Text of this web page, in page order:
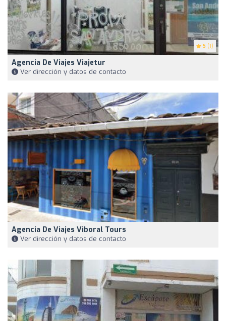
5 (1)
Agencia De Viajes Viajetur
Ver dirección y datos de contacto
Agencia De Viajes Viboral Tours
Ver dirección y datos de contacto